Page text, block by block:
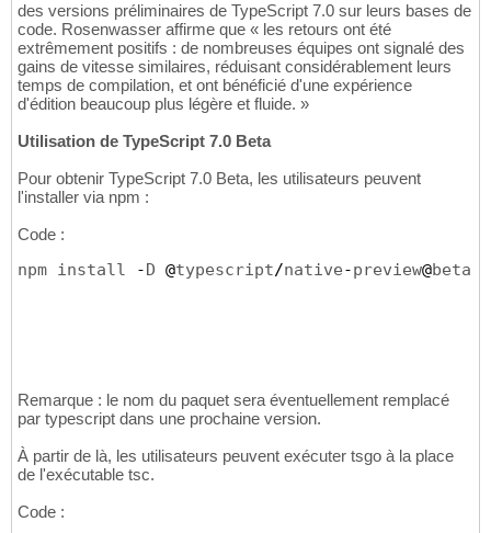
des versions préliminaires de TypeScript 7.0 sur leurs bases de
code. Rosenwasser affirme que « les retours ont été
extrêmement positifs : de nombreuses équipes ont signalé des
gains de vitesse similaires, réduisant considérablement leurs
temps de compilation, et ont bénéficié d'une expérience
d'édition beaucoup plus légère et fluide. »
Utilisation de TypeScript 7.0 Beta
Pour obtenir TypeScript 7.0 Beta, les utilisateurs peuvent
l'installer via npm :
Code :
npm install - D @typescript/native-preview@beta
Remarque : le nom du paquet sera éventuellement remplacé
par typescript dans une prochaine version.
À partir de là, les utilisateurs peuvent exécuter tsgo à la place
de l'exécutable tsc.
Code :